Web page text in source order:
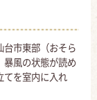
台市東部（おそら
暴風の状態が読め
てを室内に入れ